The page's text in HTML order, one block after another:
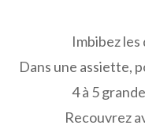
Imbibez
Dans une assiette,
4 à 5
Recouvrez